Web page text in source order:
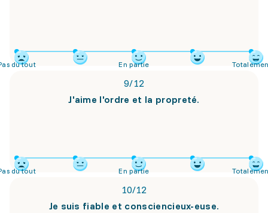
du tout En partie
9/12
J'aime l'ordre et la propreté.
du tout En partie
10/12
Je suis fiable et consciencieux-euse.